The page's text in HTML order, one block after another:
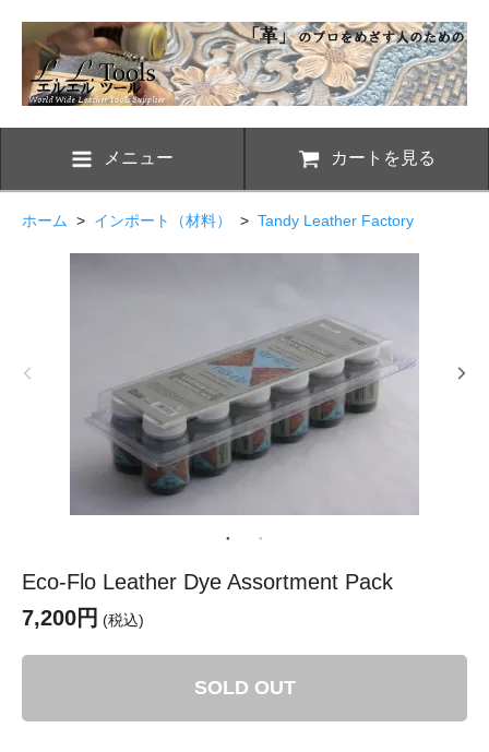
メニュー カートを見る
ホーム > インポート（材料） > Tandy Leather Factory
Eco-Flo Leather Dye Assortment Pack
7,200円 (税込)
SOLD OUT